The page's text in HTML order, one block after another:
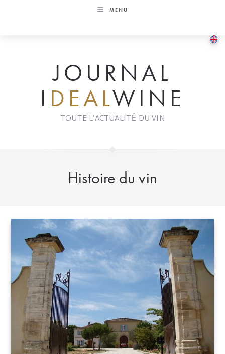
MENU
JOURNAL
I DEALWINE
TOUTE L'ACTUALITÉ DU VIN
Histoire du vin